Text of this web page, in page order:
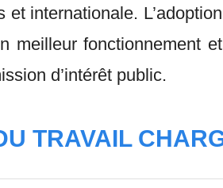
et internationale.
meilleur fonctionnement
d’intérêt public.
TRAVAIL